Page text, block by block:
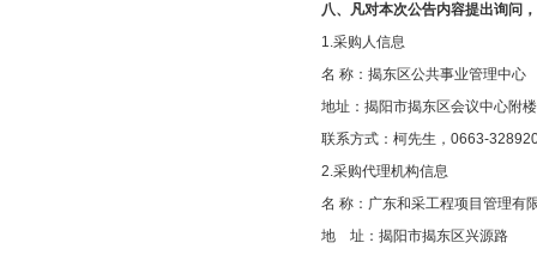
八、凡对本次公告内容提出询问
1.采购人信息
名 称：揭东区公共事业
地址：揭阳市揭东区
联系方式：柯先生，
2.采购代理机构信息
名 称：广东和采工
地 址：揭阳市